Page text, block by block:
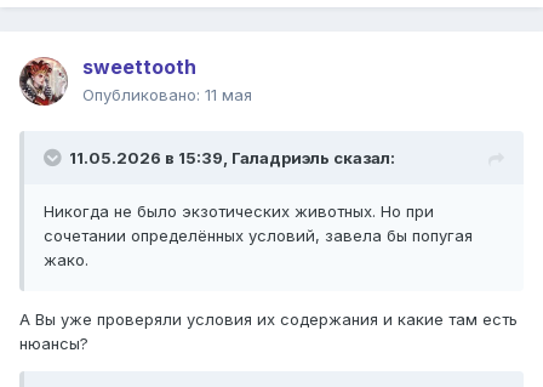
sweettooth
Опубликовано: 11 мая
11.05.2026 в 15:39, Галадриэль сказал:
Никогда не было экзотических животных. Но при
сочетании определённых условий, завела бы попугая
жако.
А Вы уже проверяли условия их содержания и какие там есть
нюансы?